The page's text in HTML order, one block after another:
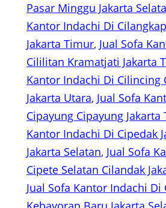
Pasar Minggu Jakarta
Kantor Indachi Di
Jakarta Timur, Jual Sofa
Cililitan Kramatjati Jakarta
Kantor Indachi Di Cilincing
Jakarta Utara, Jual Sofa
Cipayung Cipayung Jakarta
Kantor Indachi Di Cipedak
Jakarta Selatan, Jual Sofa
Cipete Selatan Cilandak
Jual Sofa Kantor Indachi Di